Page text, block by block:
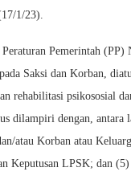
1/23).
Pemerintah (PP)
Saksi dan Korban,
rehabilitasi psikososial
dilampiri dengan,
atau Korban atau
Keputusan LPSK; dan